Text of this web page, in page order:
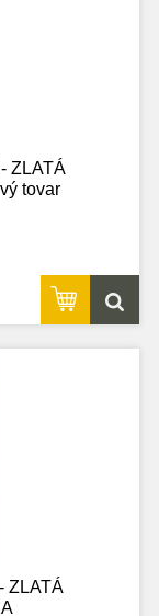
ZLATÁ
tovar
ZLATÁ